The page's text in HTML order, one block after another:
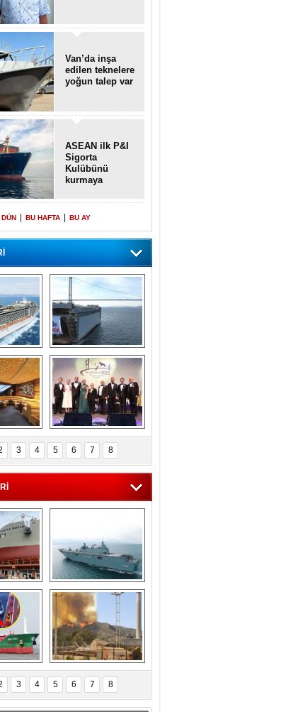
Van’da inşa
edilen teknelere
yoğun talep var
ASEAN ilk P&I
Sigorta
Kulübünü
kurmaya
DÜN BU HAFTA BU AY
gemi”
MSC
Dünyada tek!
Denizaltı yüzer
havuzu intikal
seyrine başladı
milyon
geliri
5. Bosphorus Ship
Brokers Dinner,
İstanbul’da yapıldı
3 4 5 6 7 8
suya
TCG Anadolu,
tersane teknik
seyrini tamamladı
Türk
DENIZ
Milas’taki yangın
yeniden termik
santrallere doğru
ilerliyor
3 4 5 6 7 8